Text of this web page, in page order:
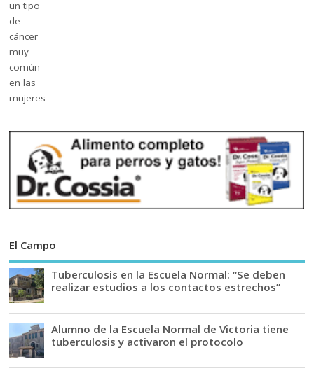
El Campo
Tuberculosis en la Escuela Normal: “Se deben
realizar estudios a los contactos estrechos”
Alumno de la Escuela Normal de Victoria tiene
tuberculosis y activaron el protocolo